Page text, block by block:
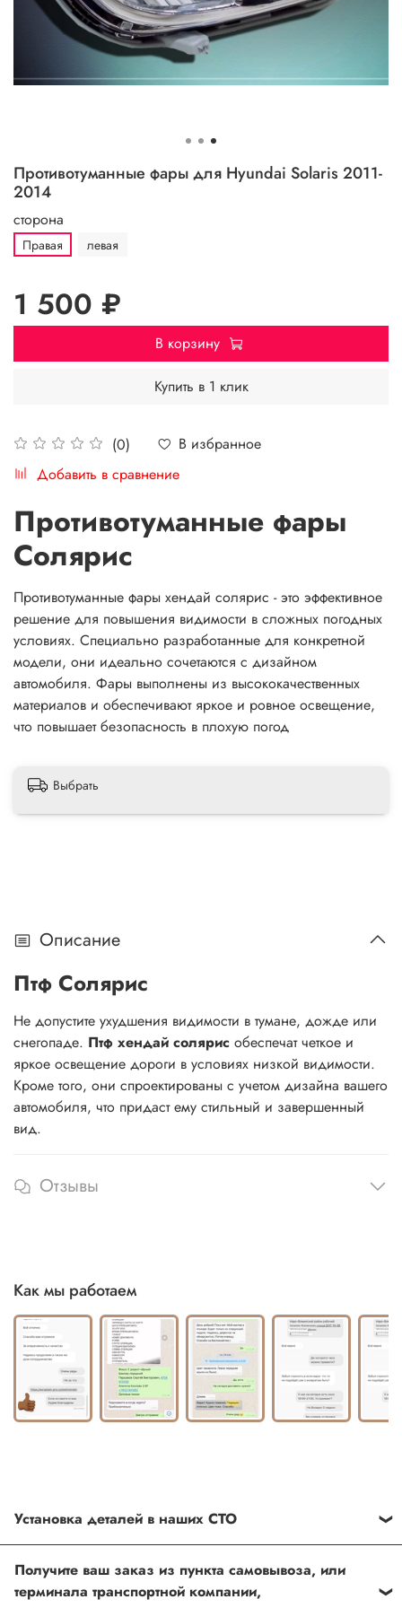
Противотуманные фары для Hyundai Solaris 2011-
2014
(0)
В избранное
Добавить в сравнение
сторона
Правая левая
1 500 ₽
В корзину
Купить в 1 клик
Противотуманные фары
Солярис
Противотуманные фары хендай солярис - это эффективное
решение для повышения видимости в сложных погодных
условиях. Специально разработанные для конкретной
модели, они идеально сочетаются с дизайном
автомобиля. Фары выполнены из высококачественных
материалов и обеспечивают яркое и ровное освещение,
что повышает безопасность в плохую погод
Выбрать
Описание
Птф Солярис
Не допустите ухудшения видимости в тумане, дожде или
снегопаде. Птф хендай солярис обеспечат четкое и
яркое освещение дороги в условиях низкой видимости.
Кроме того, они спроектированы с учетом дизайна вашего
автомобиля, что придаст ему стильный и завершенный
вид.
Отзывы
Как мы работаем
Установка деталей в наших СТО
можно установить в любом из наших установочных
центров по Москве
Получите ваш заказ из пункта самовывоза, или
терминала транспортной компании,